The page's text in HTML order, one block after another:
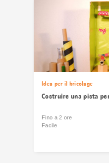
Idea per il bricolage
Costruire una pista
Fino a 2 ore
Facile